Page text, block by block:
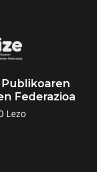
Publikoaren
Federazioa
Lezo